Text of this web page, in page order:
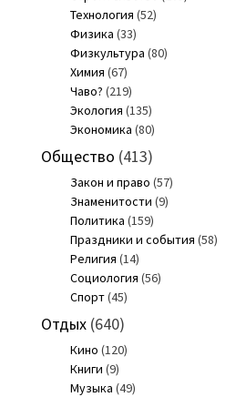
Технология (52)
Физика (33)
Физкультура (80)
Химия (67)
Чаво? (219)
Экология (135)
Экономика (80)
Общество (413)
Закон и право (57)
Знаменитости (9)
Политика (159)
Праздники и события (58)
Религия (14)
Социология (56)
Спорт(45)
Отдых(640)
Кино (120)
Книги (9)
Музыка (49)